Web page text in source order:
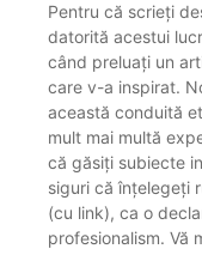
Pentru că scrieți
datorită acestui
când preluați un
care v-a inspirat.
această conduită
mult mai multă
că găsiți subiecte
siguri că înțelegeți
(cu link), ca o
profesionalism. Vă